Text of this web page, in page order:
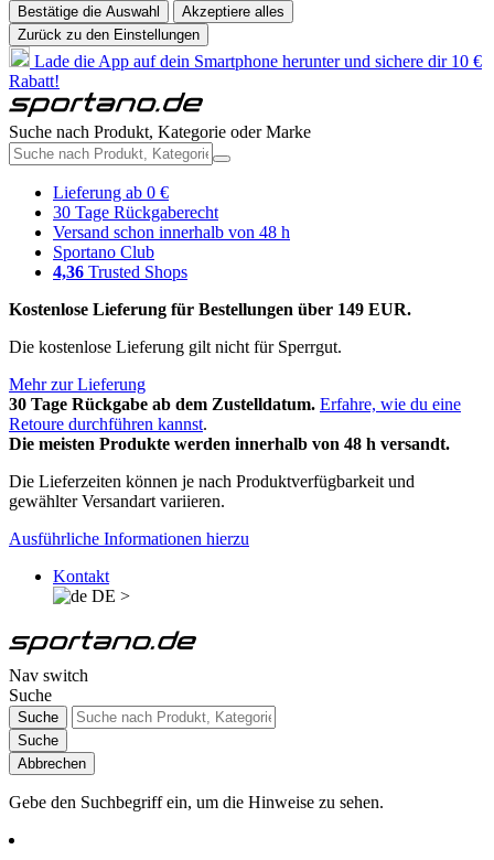
Bestätige die Auswahl
Akzeptiere alles
Zurück zu den Einstellungen
Lade die App auf dein Smartphone herunter und sichere dir 10 €
Rabatt!
Suche nach Produkt, Kategorie oder Marke
Lieferung ab 0 €
30 Tage Rückgaberecht
Versand schon innerhalb von 48 h
Sportano Club
4,36 Trusted Shops
Kostenlose Lieferung für Bestellungen über 149 EUR.
Die kostenlose Lieferung gilt nicht für Sperrgut.
Mehr zur Lieferung
30 Tage Rückgabe ab dem Zustelldatum. Erfahre, wie du eine
Retoure durchführen kannst.
Die meisten Produkte werden innerhalb von 48 h versandt.
Die Lieferzeiten können je nach Produktverfügbarkeit und
gewählter Versandart variieren.
Ausführliche Informationen hierzu
Kontakt
DE >
Nav switch
Suche
Suche
Suche
Abbrechen
Gebe den Suchbegriff ein, um die Hinweise zu sehen.